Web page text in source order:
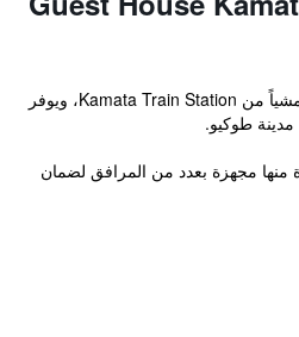
يقع النزل ضمن مسافة قصيرة مشياً من Kamata Train Station، ويوفر
مدينة طوكيو.
كل واحدة منها مجهزة بعدد من المرافق لضمان